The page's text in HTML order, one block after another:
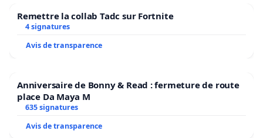
Legault et vous n’êtes plus digne des fonctions que
vous occupez. Ce poste est beaucoup trop grand
pour le petit homme que vous êtes.
Trop.
C’est maintenant à vous de nous écouter.
Remettre la collab Tadc sur Fortnite
4 signatures
Avis de transparence
Anniversaire de Bonny & Read : fermeture de route
place Da Maya M
635 signatures
Avis de transparence